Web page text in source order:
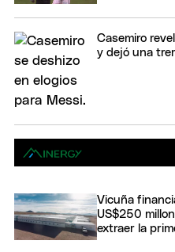
Casemiro
y dejó una
Vicuña
US$250
extraer la